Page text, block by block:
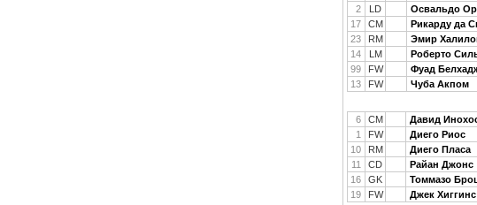
2
LD Освальдо
17
CM Рикарду да
23
RM Эмир
14
LM Роберто
99
FW Фуад
13
FW Чуба Акпом
6 CM Давид
1
FW Диего Риос
10
RM Диего Пласа
11
CD Райан Джонс
16
GK Томмазо
19
FW Джек Хиггинс